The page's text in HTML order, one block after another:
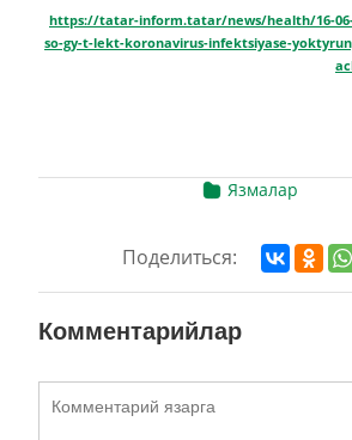
https://tatar-inform.tatar/news/health/16-
so-gy-t-lekt-koronavirus-infektsiyase-
Язмалар
Поделиться:
Комментарийлар